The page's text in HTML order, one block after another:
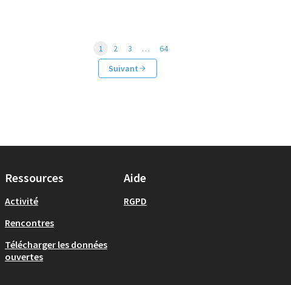
1 2 3 …
64
Suivant
Ressources
Activité
Rencontres
Télécharger les données
ouvertes
Aide
RGPD